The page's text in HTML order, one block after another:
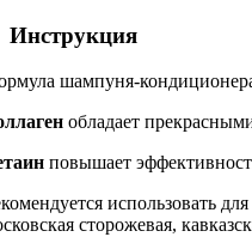
Инструкция
шампуня-
обладает
повышает
использовать
сторожевая,